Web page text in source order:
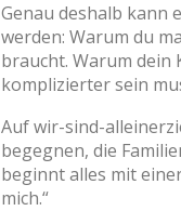
Genau deshalb kann
werden: Warum du
braucht. Warum dein
komplizierter sein
Auf wir-sind-
begegnen, die
beginnt alles mit
mich.“